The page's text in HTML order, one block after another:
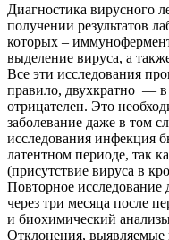
Диагностика вирусного
получении результатов
которых –
выделение вируса, а
Все эти исследования
правило, двухкратно — в
отрицателен. Это
заболевание даже в том
исследования инфекция
латентном периоде, так
(присутствие вируса в
Повторное
через три месяца после
и биохимический
Отклонения, выявляемые